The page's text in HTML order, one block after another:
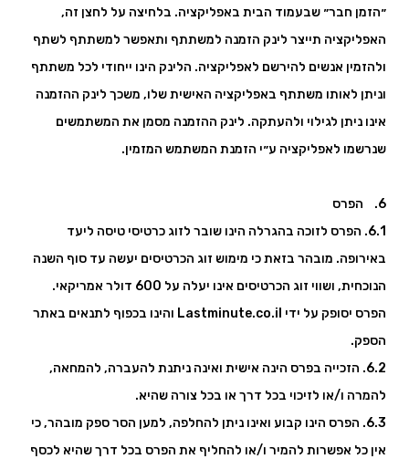
״הזמן חבר״ שבעמוד הבית באפליקציה. בלחיצה על לחצן זה,
האפליקציה תייצר לינק הזמנה למשתתף ותאפשר למשתתף לשתף
ולהזמין אנשים להירשם לאפליקציה. הלינק הינו ייחודי לכל משתתף
וניתן לאותו משתתף באפליקציה האישית שלו, משכך לינק ההזמנה
אינו ניתן לגילוי ולהעתקה. לינק ההזמנה מסמן את המשתמשים
שנרשמו לאפליקציה ע״י הזמנת המשתמש המזמין.
6. הפרס
6.1. הפרס לזוכה בהגרלה הינו שובר לזוג כרטיסי טיסה ליעד
באירופה. מובהר בזאת כי מימוש זוג הכרטיסים יעשה עד סוף השנה
הנוכחית, ושווי זוג הכרטיסים אינו יעלה על 600 דולר אמריקאי.
הפרס יסופק על ידי Lastminute.co.il והינו בכפוף לתנאים באתר
הספק.
6.2. הזכייה בפרס הינה אישית ואינה ניתנת להעברה, להמחאה,
להמרה ו/או לזיכוי בכל דרך או בכל צורה שהיא.
6.3. הפרס הינו קבוע ואינו ניתן להחלפה, למען הסר ספק מובהר, כי
אין כל אפשרות להמיר ו/או להחליף את הפרס בכל דרך שהיא לכסף